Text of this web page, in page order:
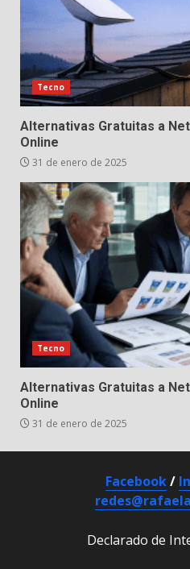
Tecno
Alternativas Gratuitas a
Online
31 de enero de 2025
Tecno
Alternativas Gratuitas a
Online
31 de enero de 2025
Facebook/
Declarado de